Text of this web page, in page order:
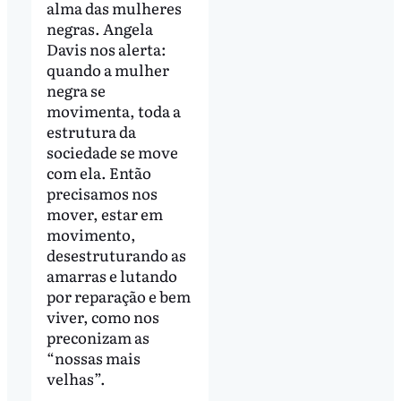
alma das mulheres
negras. Angela
Davis nos alerta:
quando a mulher
negra se
movimenta, toda a
estrutura da
sociedade se move
com ela. Então
precisamos nos
mover, estar em
movimento,
desestruturando as
amarras e lutando
por reparação e bem
viver, como nos
preconizam as
“nossas mais
velhas”.